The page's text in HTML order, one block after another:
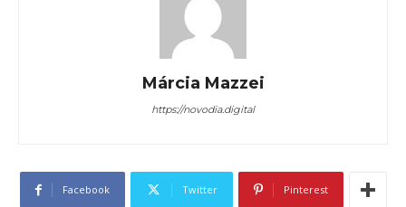
Márcia Mazzei
https://novodia.digital
Facebook Twitter Pinterest